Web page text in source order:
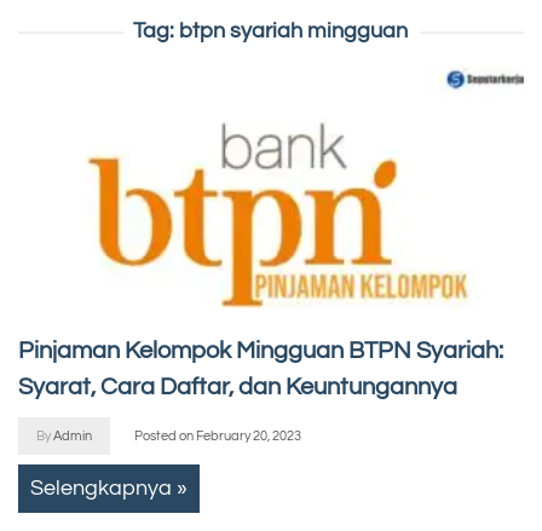
Tag: btpn syariah mingguan
Pinjaman Kelompok Mingguan BTPN Syariah:
Syarat, Cara Daftar, dan Keuntungannya
ByAdmin Posted on February 20, 2023
Selengkapnya »